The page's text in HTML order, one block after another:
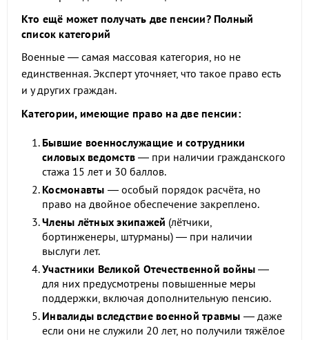
Кто ещё может получать две пенсии? Полный
список категорий
Военные — самая массовая категория, но не
единственная. Эксперт уточняет, что такое право есть
и у других граждан.
Категории, имеющие право на две пенсии:
Бывшие военнослужащие и сотрудники
силовых ведомств — при наличии гражданского
стажа 15 лет и 30 баллов.
Космонавты — особый порядок расчёта, но
право на двойное обеспечение закреплено.
Члены лётных экипажей (лётчики,
бортинженеры, штурманы) — при наличии
выслуги лет.
Участники Великой Отечественной войны —
для них предусмотрены повышенные меры
поддержки, включая дополнительную пенсию.
Инвалиды вследствие военной травмы — даже
если они не служили 20 лет, но получили тяжёлое